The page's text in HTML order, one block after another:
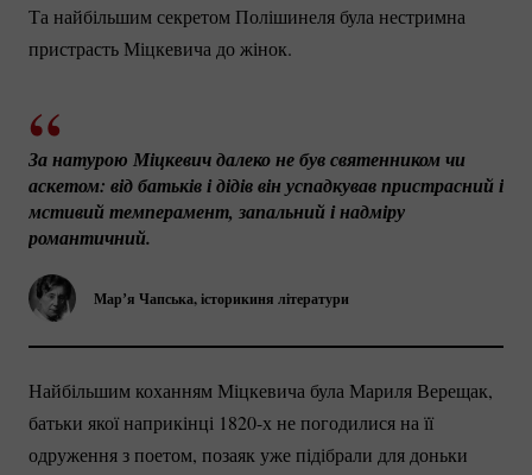
Та найбільшим секретом Полішинеля була нестримна
пристрасть Міцкевича до жінок.
Марʼя Чапська, історикиня літератури
За натурою Міцкевич далеко не був святенником чи
аскетом: від батьків і дідів він успадкував пристрасний і
мстивий темперамент, запальний і надміру
романтичний.
Найбільшим коханням Міцкевича була Мариля Верещак,
батьки якої наприкінці 1820-х не погодилися на її
одруження з поетом, позаяк уже підібрали для доньки